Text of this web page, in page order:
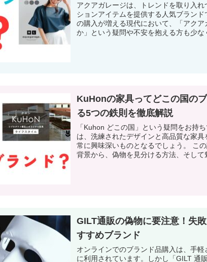
アクアガレージは、トレンドを取り入
ションアイテムを提供する人気ブラン
の購入が増える現代において、「アク
か」という疑問や不安を抱える方も少な
KuHonの家具ってどこの国の
る5つの鉄則を徹底解説
「Kuhon どこの国」という疑問をお持
は、洗練されたデザインと高品質な家
常に興味深いものとなるでしょう。 こ
背景から、偽物を見分ける方法、そして
GILT通販の偽物に要注意！失
すすめブランド
オンラインでのブランド品購入は、手
に利用されています。しかし「GILT 通